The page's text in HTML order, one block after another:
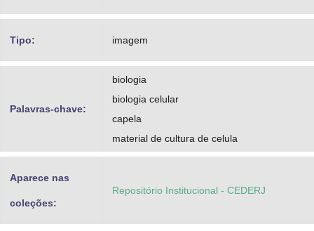
Tipo: imagem
Palavras-chave:
biologia
biologia celular
capela
material de cultura de celula
Aparece nas
coleções:
Repositório Institucional - CEDERJ